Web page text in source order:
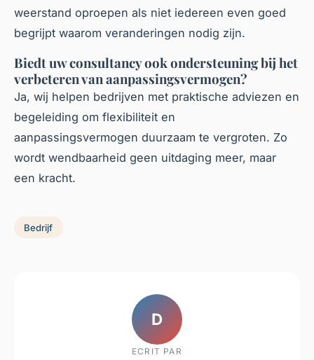
weerstand oproepen als niet iedereen even goed
begrijpt waarom veranderingen nodig zijn.
Biedt uw consultancy ook ondersteuning bij het
verbeteren van aanpassingsvermogen?
Ja, wij helpen bedrijven met praktische adviezen en
begeleiding om flexibiliteit en
aanpassingsvermogen duurzaam te vergroten. Zo
wordt wendbaarheid geen uitdaging meer, maar
een kracht.
Bedrijf
D
ECRIT PAR